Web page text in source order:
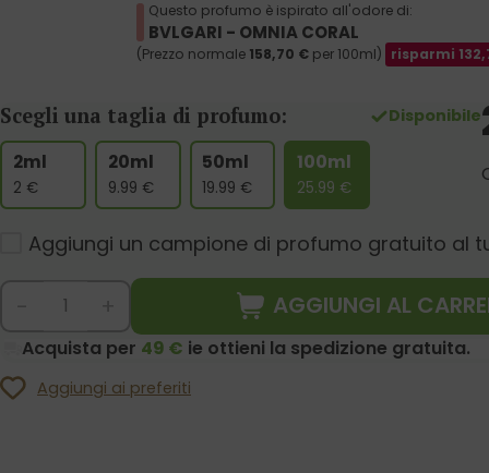
Questo profumo è ispirato all'odore di:
BVLGARI - OMNIA CORAL
(Prezzo normale 158,70 €per 100ml) risparmi
Scegli una taglia di profumo:
2ml
2 €
20ml
9.99 €
50ml
19.99 €
100ml
25.99 €
Disponibile
Aggiungi un campione di profumo gratuito al
AGGIUNGI AL
Acquista per 49 € ie ottieni la spedizione gratuita.
Aggiungi ai preferiti